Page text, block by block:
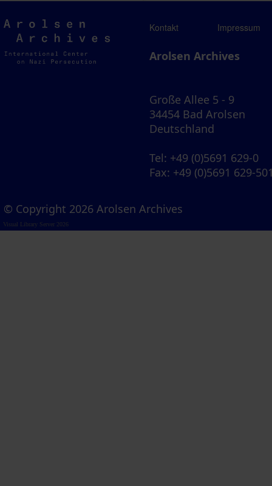
Arolsen
Archives
Kontakt Impressum
Arolsen Archives
Große Allee 5 - 9
34454 Bad Arolsen
Deutschland
Tel: +49 (0)5691 629-0
Fax: +49 (0)5691 629-
© Copyright 2026 Arolsen Archives
Visual Library Server 2026